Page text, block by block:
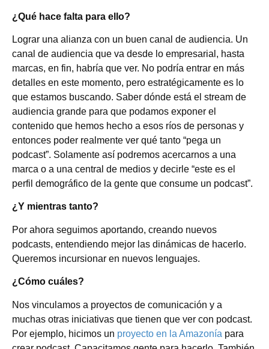
¿Qué hace falta para ello?
Lograr una alianza con un buen canal de audiencia. Un
canal de audiencia que va desde lo empresarial, hasta
marcas, en fin, habría que ver. No podría entrar en más
detalles en este momento, pero estratégicamente es lo
que estamos buscando. Saber dónde está el stream de
audiencia grande para que podamos exponer el
contenido que hemos hecho a esos ríos de personas y
entonces poder realmente ver qué tanto “pega un
podcast”. Solamente así podremos acercarnos a una
marca o a una central de medios y decirle “este es el
perfil demográfico de la gente que consume un podcast”.
¿Y mientras tanto?
Por ahora seguimos aportando, creando nuevos
podcasts, entendiendo mejor las dinámicas de hacerlo.
Queremos incursionar en nuevos lenguajes.
¿Cómo cuáles?
Nos vinculamos a proyectos de comunicación y a
muchas otras iniciativas que tienen que ver con podcast.
Por ejemplo, hicimos un proyecto en la Amazonía para